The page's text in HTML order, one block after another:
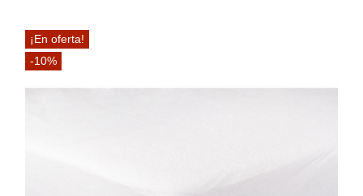
¡En oferta!
-10%